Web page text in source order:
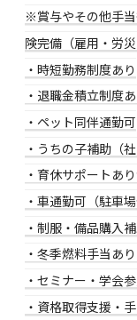
※賞与やその他手
険完備（雇用・労
・時短勤務制度あり
・退職金積立制度
・ペット同伴通勤可
・うちの子補助（社
・育休サポートあ
・車通勤可（駐車場
・制服・備品購入
・冬季燃料手当あり
・セミナー・学会
・資格取得支援・